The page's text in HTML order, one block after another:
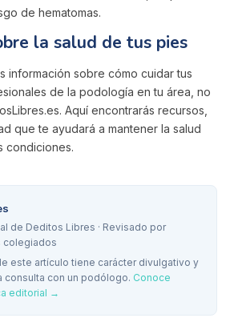
de hematomas.
la salud de tus pies
información sobre cómo cuidar tus
de la podología en tu área, no
Aquí encontrarás recursos,
que te ayudará a mantener la salud
condiciones.
de Deditos Libres · Revisado por
colegiados
este artículo tiene carácter divulgativo y
consulta con un podólogo. Conoce
editorial →